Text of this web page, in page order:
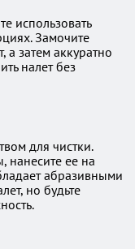
использовать
Замочите
а затем аккуратно
налет без
для чистки.
нанесите ее на
абразивными
но будьте